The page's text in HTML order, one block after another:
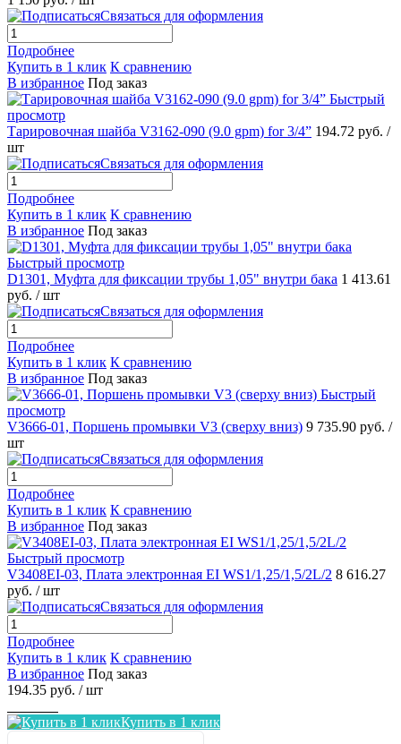
Связаться для оформления
Подробнее
Купить в 1 клик К сравнению
В избранное Под заказ
Быстрый
просмотр
Тарировочная шайба V3162-090 (9.0 gpm) for 3/4” 194.72 руб. /
шт
Связаться для оформления
Подробнее
Купить в 1 клик К сравнению
В избранное Под заказ
Быстрый просмотр
D1301, Муфта для фиксации трубы 1,05" внутри бака 1 413.61
руб. / шт
Связаться для оформления
Подробнее
Купить в 1 клик К сравнению
В избранное Под заказ
Быстрый
просмотр
V3666-01, Поршень промывки V3 (сверху вниз) 9 735.90 руб. /
шт
Связаться для оформления
Подробнее
Купить в 1 клик К сравнению
В избранное Под заказ
Быстрый просмотр
V3408EI-03, Плата электронная EI WS1/1,25/1,5/2L/2 8 616.27
руб. / шт
Связаться для оформления
Подробнее
Купить в 1 клик К сравнению
В избранное Под заказ
194.35 руб. / шт
Купить в 1 клик